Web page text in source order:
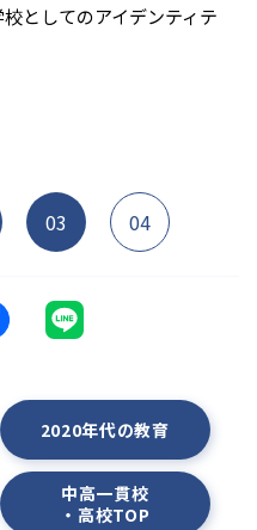
としてのアイデンティテ
03 04
2020年代の教育
中高一貫校
・高校TOP